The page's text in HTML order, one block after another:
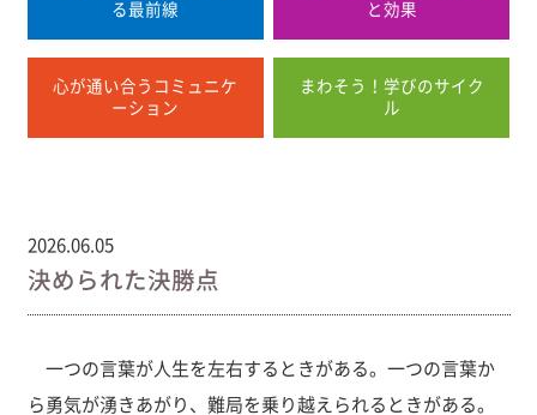
る最前線
と効果
心が通い合うコミュニケ
ーション
まわそう！学びのサイク
ル
2026.06.05
決められた決勝点
一つの言葉が人生を左右するときがある。一つの言葉か
ら勇気が湧きあがり、難局を乗り越えられるときがある。